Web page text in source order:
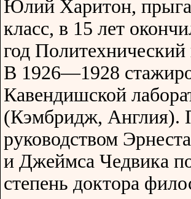
Юлий Харитон,
класс, в 15 лет
год Политехнический
В 1926—1928
Кавендишской
(Кэмбридж, Англия).
руководством
и Джеймса Чедвика
степень доктора